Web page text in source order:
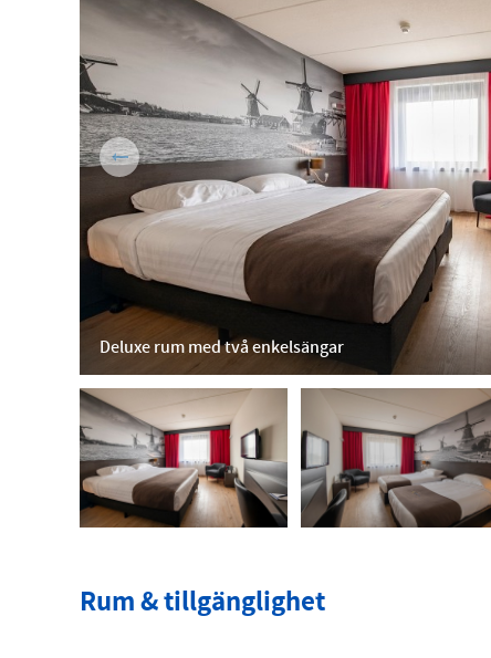
Deluxe rum med två enkelsängar
Rum & tillgänglighet